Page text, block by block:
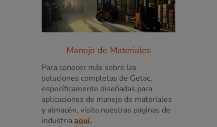
Manejo de Materiales
Para conocer más sobre las
soluciones completas de Getac,
específicamente diseñadas para
aplicaciones de manejo de materiales
y almacén, visita nuestras páginas de
industriaaquí.